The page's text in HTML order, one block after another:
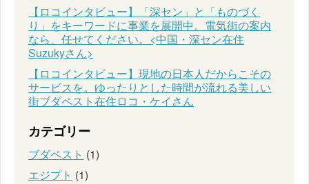
【ロコインタビュー】「深セン」と「ものづく
り」をキーワードに事業を展開中。電気街の案内
なら、任せてください。<中国・深セン在住
Suzukyさん>
【ロコインタビュー】現地の日本人だからこその
サービスを。ゆったりとした時間が流れる美しい
街ブダペスト在住ロコ・ケイさん
カテゴリー
ブダペスト (1)
エジプト (1)